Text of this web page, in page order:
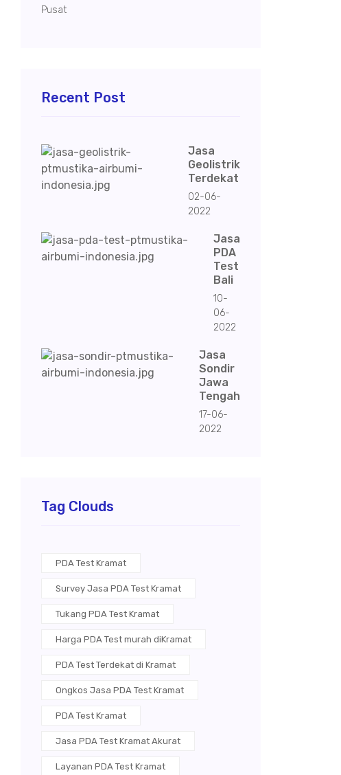
Pusat
Recent Post
Jasa
Geolistrik
Terdekat
02-06-
2022
Jasa
PDA
Test
Bali
10-
06-
2022
Jasa
Sondir
Jawa
Tengah
17-06-
2022
Tag Clouds
PDA Test Kramat
Survey Jasa PDA Test Kramat
Tukang PDA Test Kramat
Harga PDA Test murah diKramat
PDA Test Terdekat di Kramat
Ongkos Jasa PDA Test Kramat
PDA Test Kramat
Jasa PDA Test Kramat Akurat
Layanan PDA Test Kramat